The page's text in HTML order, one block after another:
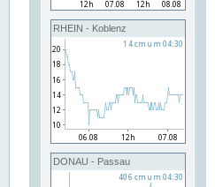
RHEIN - Koblenz
DONAU - Passau